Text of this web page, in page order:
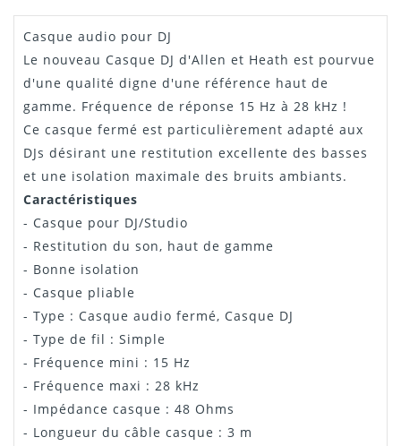
Casque audio pour DJ
Le nouveau Casque DJ d'Allen et Heath est pourvue
d'une qualité digne d'une référence haut de
gamme. Fréquence de réponse 15 Hz à 28 kHz !
Ce casque fermé est particulièrement adapté aux
DJs désirant une restitution excellente des basses
et une isolation maximale des bruits ambiants.
Caractéristiques
- Casque pour DJ/Studio
- Restitution du son, haut de gamme
- Bonne isolation
- Casque pliable
- Type : Casque audio fermé, Casque DJ
- Type de fil : Simple
- Fréquence mini : 15 Hz
- Fréquence maxi : 28 kHz
- Impédance casque : 48 Ohms
- Longueur du câble casque : 3 m